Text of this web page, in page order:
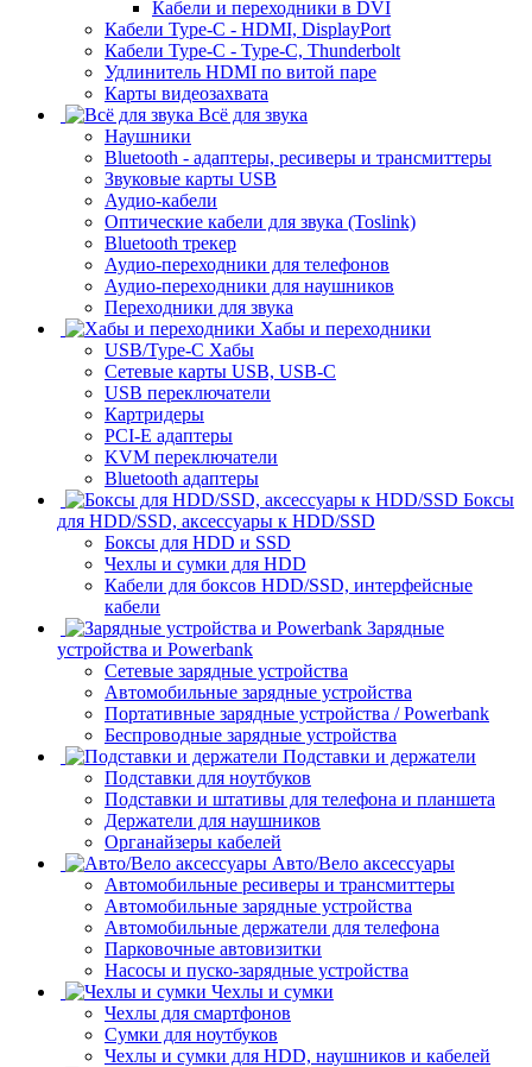
Кабели и переходники в DVI
Кабели Type-C - HDMI, DisplayPort
Кабели Type-C - Type-C, Thunderbolt
Удлинитель HDMI по витой паре
Карты видеозахвата
Всё для звука
Наушники
Bluetooth - адаптеры, ресиверы и трансмиттеры
Звуковые карты USB
Аудио-кабели
Оптические кабели для звука (Toslink)
Bluetooth трекер
Аудио-переходники для телефонов
Аудио-переходники для наушников
Переходники для звука
Хабы и переходники
USB/Type-C Хабы
Сетевые карты USB, USB-C
USB переключатели
Картридеры
PCI-E адаптеры
KVM переключатели
Bluetooth адаптеры
Боксы
для HDD/SSD, аксессуары к HDD/SSD
Боксы для HDD и SSD
Чехлы и сумки для HDD
Кабели для боксов HDD/SSD, интерфейсные
кабели
Зарядные
устройства и Powerbank
Сетевые зарядные устройства
Автомобильные зарядные устройства
Портативные зарядные устройства / Powerbank
Беспроводные зарядные устройства
Подставки и держатели
Подставки для ноутбуков
Подставки и штативы для телефона и планшета
Держатели для наушников
Органайзеры кабелей
Авто/Вело аксессуары
Автомобильные ресиверы и трансмиттеры
Автомобильные зарядные устройства
Автомобильные держатели для телефона
Парковочные автовизитки
Насосы и пуско-зарядные устройства
Чехлы и сумки
Чехлы для смартфонов
Сумки для ноутбуков
Чехлы и сумки для HDD, наушников и кабелей